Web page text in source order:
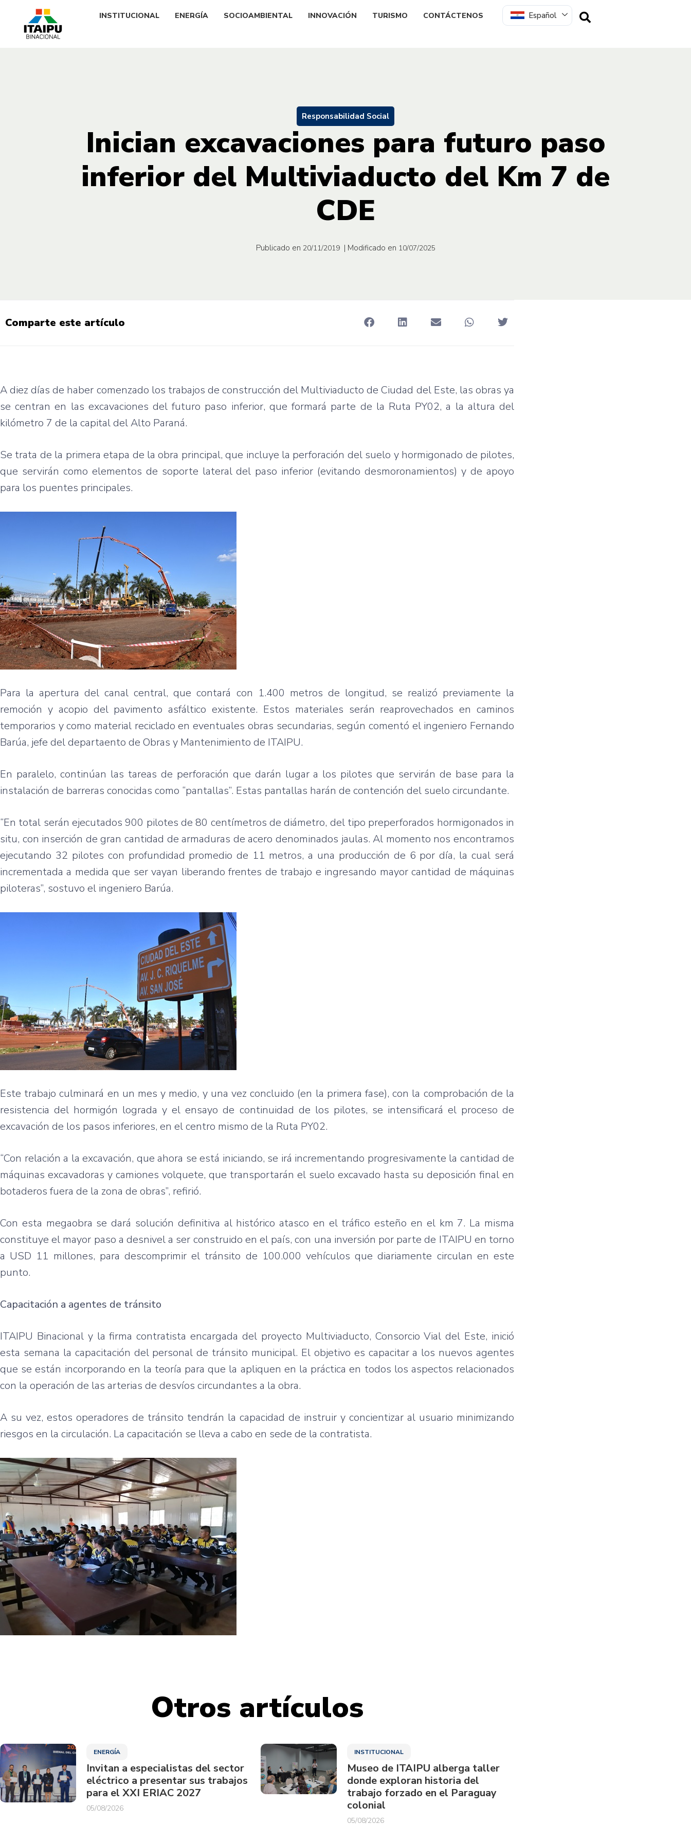
INSTITUCIONAL ENERGÍA SOCIOAMBIENTAL INNOVACIÓN TURISMO CONTÁCTENOS Español
Responsabilidad Social
Inician excavaciones para futuro paso
inferior del Multiviaducto del Km 7 de
CDE
Publicado en 20/11/2019 | Modificado en 10/07/2025
Comparte este artículo
A diez días de haber comenzado los trabajos de construcción del Multiviaducto de Ciudad del Este, las obras ya
se centran en las excavaciones del futuro paso inferior, que formará parte de la Ruta PY02, a la altura del
kilómetro 7 de la capital del Alto Paraná.
Se trata de la primera etapa de la obra principal, que incluye la perforación del suelo y hormigonado de pilotes,
que servirán como elementos de soporte lateral del paso inferior (evitando desmoronamientos) y de apoyo
para los puentes principales.
Para la apertura del canal central, que contará con 1.400 metros de longitud, se realizó previamente la
remoción y acopio del pavimento asfáltico existente. Estos materiales serán reaprovechados en caminos
temporarios y como material reciclado en eventuales obras secundarias, según comentó el ingeniero Fernando
Barúa, jefe del departaento de Obras y Mantenimiento de ITAIPU.
En paralelo, continúan las tareas de perforación que darán lugar a los pilotes que servirán de base para la
instalación de barreras conocidas como “pantallas”. Estas pantallas harán de contención del suelo circundante.
“En total serán ejecutados 900 pilotes de 80 centímetros de diámetro, del tipo preperforados hormigonados in
situ, con inserción de gran cantidad de armaduras de acero denominados jaulas. Al momento nos encontramos
ejecutando 32 pilotes con profundidad promedio de 11 metros, a una producción de 6 por día, la cual será
incrementada a medida que ser vayan liberando frentes de trabajo e ingresando mayor cantidad de máquinas
piloteras”, sostuvo el ingeniero Barúa.
Este trabajo culminará en un mes y medio, y una vez concluido (en la primera fase), con la comprobación de la
resistencia del hormigón lograda y el ensayo de continuidad de los pilotes, se intensificará el proceso de
excavación de los pasos inferiores, en el centro mismo de la Ruta PY02.
“Con relación a la excavación, que ahora se está iniciando, se irá incrementando progresivamente la cantidad de
máquinas excavadoras y camiones volquete, que transportarán el suelo excavado hasta su deposición final en
botaderos fuera de la zona de obras”, refirió.
Con esta megaobra se dará solución definitiva al histórico atasco en el tráfico esteño en el km 7. La misma
constituye el mayor paso a desnivel a ser construido en el país, con una inversión por parte de ITAIPU en torno
a USD 11 millones, para descomprimir el tránsito de 100.000 vehículos que diariamente circulan en este
punto.
Capacitación a agentes de tránsito
ITAIPU Binacional y la firma contratista encargada del proyecto Multiviaducto, Consorcio Vial del Este, inició
esta semana la capacitación del personal de tránsito municipal. El objetivo es capacitar a los nuevos agentes
que se están incorporando en la teoría para que la apliquen en la práctica en todos los aspectos relacionados
con la operación de las arterias de desvíos circundantes a la obra.
A su vez, estos operadores de tránsito tendrán la capacidad de instruir y concientizar al usuario minimizando
riesgos en la circulación. La capacitación se lleva a cabo en sede de la contratista.
Otros artículos
ENERGÍA
Invitan a especialistas del sector
eléctrico a presentar sus trabajos
para el XXI ERIAC 2027
05/08/2026
INSTITUCIONAL
Museo de ITAIPU alberga taller
donde exploran historia del
trabajo forzado en el Paraguay
colonial
05/08/2026